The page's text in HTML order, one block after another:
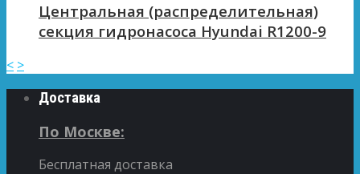
Центральная (распределительная)
секция гидронасоса Hyundai R1200-9
< >
Доставка
По Москве:
Бесплатная доставка